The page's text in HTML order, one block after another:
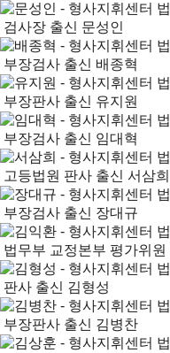
검사장 출신 문성인
부장검사 출신 배종혁
부장판사 출신 유지원
부장검사 출신 임대혁
고등법원 판사 출신 서삼희
부장검사 출신 장대규
법무부 교정본부 평가위원
판사 출신 김형성
부장판사 출신 김병찬